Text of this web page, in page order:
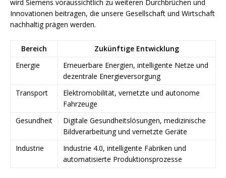
wird Siemens voraussichtlich zu weiteren Durchbrüchen und
Innovationen beitragen, die unsere Gesellschaft und Wirtschaft
nachhaltig prägen werden.
Bereich
Zukünftige Entwicklung
Energie
Erneuerbare Energien, intelligente Netze und
dezentrale Energieversorgung
Transport
Elektromobilität, vernetzte und autonome
Fahrzeuge
Gesundheit
Digitale Gesundheitslösungen, medizinische
Bildverarbeitung und vernetzte Geräte
Industrie
Industrie 4.0, intelligente Fabriken und
automatisierte Produktionsprozesse